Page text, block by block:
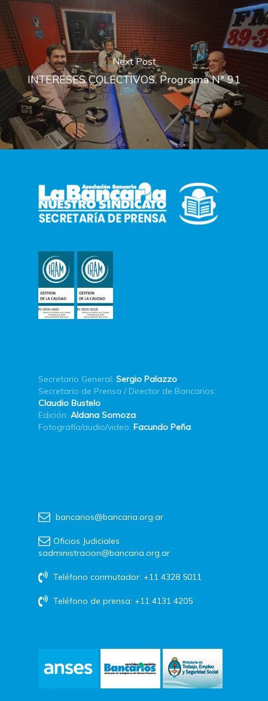
Next Post
INTERESES COLECTIVOS. Programa N° 91
Secretario General: Sergio Palazzo
Secretario de Prensa / Director de Bancarios:
Claudio Bustelo
Edición: Aldana Somoza
Fotografía/audio/video: Facundo Peña
bancarios@bancaria.org.ar
Oficios Judiciales
sadministracion@bancaria.org.ar
Teléfono conmutador: +11 4328 5011
Teléfono de prensa: +11 4131 4205